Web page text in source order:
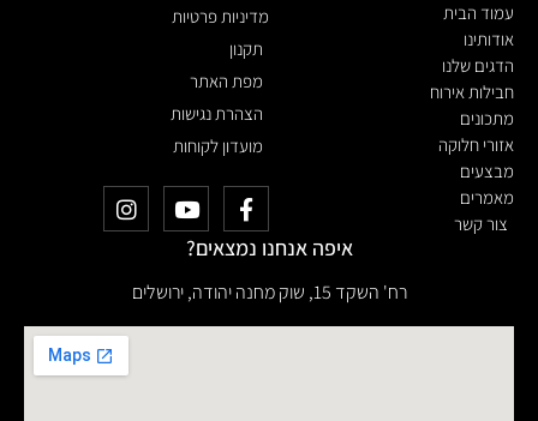
עמוד הבית
אודותינו
הדגים שלנו
חבילות אירוח
מתכונים
אזורי חלוקה
מבצעים
מאמרים
צור קשר
מדיניות פרטיות
תקנון
מפת האתר
הצהרת נגישות
מועדון לקוחות
איפה אנחנו נמצאים?
רח' השקד 15, שוק מחנה יהודה, ירושלים